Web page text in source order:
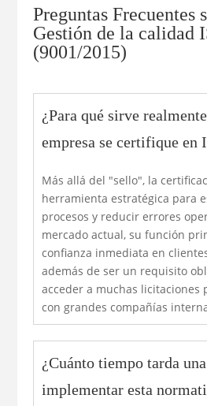
Preguntas Frecuentes
Gestión de la calidad
(9001/2015)
¿Para qué sirve
empresa se certifique en
Más allá del "sello", la
herramienta estratégica para
procesos y reducir errores
mercado actual, su función
confianza inmediata en
además de ser un requisito
acceder a muchas licitaciones
con grandes compañías
¿Cuánto tiempo tarda
implementar esta